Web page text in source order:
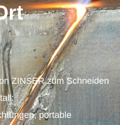
ZINSER zum Schneiden
portable